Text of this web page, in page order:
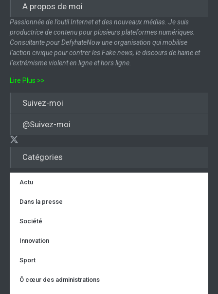
Catégories
Actu
Dans la presse
Société
Innovation
Sport
Ô cœur des administrations
A propos de moi
Passionnée de l’outil Internet et des nouveaux médias. Je suis
productrice de contenu pour plusieurs plateformes numériques.
Consultante pour DefyhateNow une organisation qui mobilise
l’action civique pour contrer les Fake news, le discours de haine et
l’extrémisme violent en ligne et hors ligne.
Lire Plus >>
Suivez-moi
@Suivez-moi